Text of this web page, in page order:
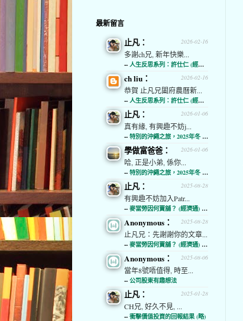
最新留言
2026-02-16
止凡：
多謝ch兄, 新年快樂...
-- 人生反思系列：許仕仁 (經濟通)
2026-02-16
ch liu：
恭賀 止凡兄闔府農曆新...
-- 人生反思系列：許仕仁 (經濟通)
2026-01-06
止凡：
真有緣, 有興趣不妨j...
-- 特別的沖繩之旅，2025年冬 (經濟通)
2026-01-06
學做富爸爸：
哈, 正是小弟, 係你...
-- 特別的沖繩之旅，2025年冬 (經濟通)
2025-08-28
止凡：
有興趣不妨加入Patr...
-- 麥當勞因何賣舖？ (經濟通) (略)
2025-08-28
Anonymous：
止凡兄：先謝謝你的文章...
-- 麥當勞因何賣舖？ (經濟通) (略)
2025-08-06
Anonymous：
當年8號唔值得, 時至...
-- 公司股東有趣想法
2025-01-28
止凡：
CH兄, 好久不見, ...
-- 衝擊價值投資的回報結果 (略)